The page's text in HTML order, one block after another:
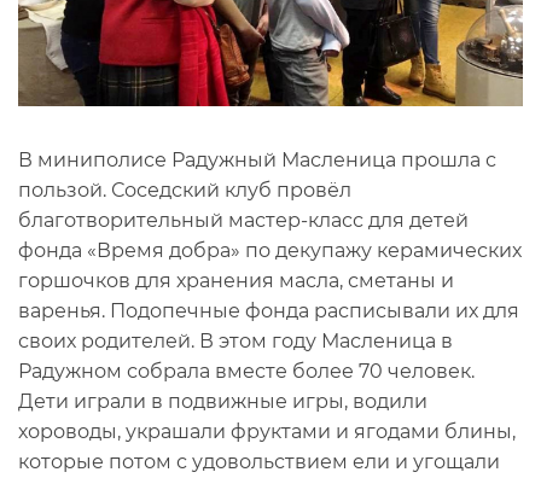
В миниполисе Радужный Масленица прошла с
пользой. Соседский клуб провёл
благотворительный мастер-класс для детей
фонда «Время добра» по декупажу керамических
горшочков для хранения масла, сметаны и
варенья. Подопечные фонда расписывали их для
своих родителей. В этом году Масленица в
Радужном собрала вместе более 70 человек.
Дети играли в подвижные игры, водили
хороводы, украшали фруктами и ягодами блины,
которые потом с удовольствием ели и угощали